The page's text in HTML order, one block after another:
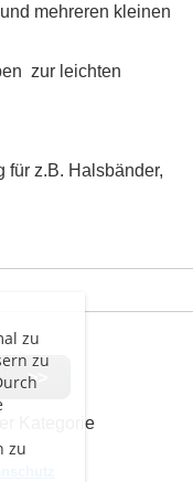
zu
zu
zu
mehreren kleinen
zur leichten
für z.B. Halsbänder,
>>
Kategorie